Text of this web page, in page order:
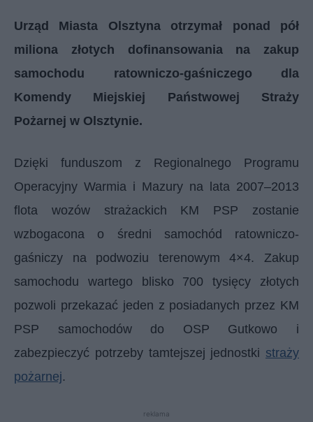
Urząd Miasta Olsztyna otrzymał ponad pół
miliona złotych dofinansowania na zakup
samochodu ratowniczo-gaśniczego dla
Komendy Miejskiej Państwowej Straży
Pożarnej w Olsztynie.
Dzięki funduszom z Regionalnego Programu
Operacyjny Warmia i Mazury na lata 2007–2013
flota wozów strażackich KM PSP zostanie
wzbogacona o średni samochód ratowniczo-
gaśniczy na podwoziu terenowym 4×4. Zakup
samochodu wartego blisko 700 tysięcy złotych
pozwoli przekazać jeden z posiadanych przez KM
PSP samochodów do OSP Gutkowo i
zabezpieczyć potrzeby tamtejszej jednostki straży
pożarnej.
reklama